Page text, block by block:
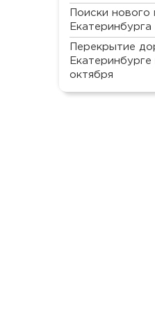
Поиски нового
Перекрытие
октября